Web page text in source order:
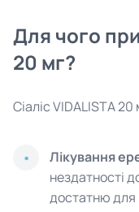
Для чого
20 мг?
Сіаліс VIDALISTA
Лікування
нездатності
достатню для